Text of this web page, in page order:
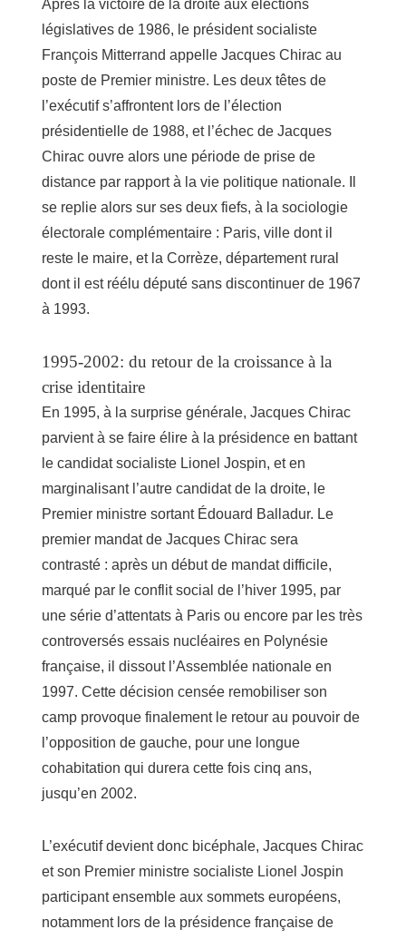
Après la victoire de la droite aux élections
législatives de 1986, le président socialiste
François Mitterrand appelle Jacques Chirac au
poste de Premier ministre. Les deux têtes de
l’exécutif s’affrontent lors de l’élection
présidentielle de 1988, et l’échec de Jacques
Chirac ouvre alors une période de prise de
distance par rapport à la vie politique nationale. Il
se replie alors sur ses deux fiefs, à la sociologie
électorale complémentaire : Paris, ville dont il
reste le maire, et la Corrèze, département rural
dont il est réélu député sans discontinuer de 1967
à 1993.
1995-2002: du retour de la croissance à la
crise identitaire
En 1995, à la surprise générale, Jacques Chirac
parvient à se faire élire à la présidence en battant
le candidat socialiste Lionel Jospin, et en
marginalisant l’autre candidat de la droite, le
Premier ministre sortant Édouard Balladur. Le
premier mandat de Jacques Chirac sera
contrasté : après un début de mandat difficile,
marqué par le conflit social de l’hiver 1995, par
une série d’attentats à Paris ou encore par les très
controversés essais nucléaires en Polynésie
française, il dissout l’Assemblée nationale en
1997. Cette décision censée remobiliser son
camp provoque finalement le retour au pouvoir de
l’opposition de gauche, pour une longue
cohabitation qui durera cette fois cinq ans,
jusqu’en 2002.
L’exécutif devient donc bicéphale, Jacques Chirac
et son Premier ministre socialiste Lionel Jospin
participant ensemble aux sommets européens,
notamment lors de la présidence française de